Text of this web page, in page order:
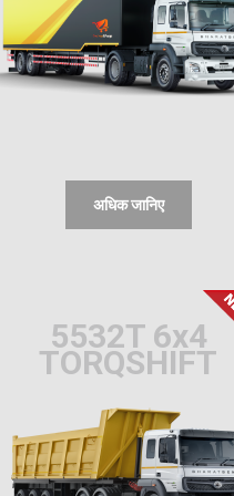
अधिक जानिए
5532T 6x4
TORQSHIFT